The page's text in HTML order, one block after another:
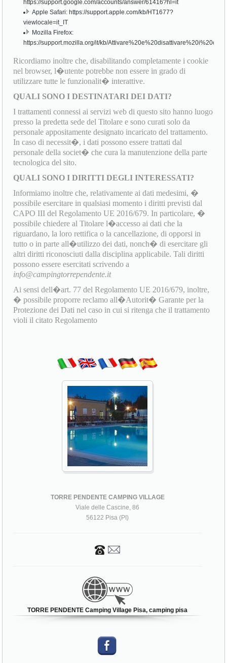
https://support.google.com/accounts/answer/61416?hl=it
Apple Safari: https://support.apple.com/kb/HT1677?
viewlocale=it_IT
Mozilla Firefox:
https://support.mozilla.org/it/kb/
Ricordiamo inoltre che, disabilitando completamente i cookie
nel browser, l�utente potrebbe non essere in grado di
utilizzare tutte le funzionalit� interattive.
QUALI SONO I DESTINATARI DEI DATI?
I trattamenti connessi ai servizi web di questo sito hanno luogo
presso la predetta sede del Titolare e sono curati solo da
personale appositamente designato incaricato del trattamento.
In caso di necessit�, i dati possono essere trattati dal
personale della societ� che cura la manutenzione della parte
tecnologica del sito.
QUALI SONO I DIRITTI DEGLI INTERESSATI?
Informiamo inoltre che, relativamente ai dati medesimi, �
possibile esercitare in qualsiasi momento i diritti previsti dal
CAPO III del Regolamento UE 2016/679. In particolare, �
possibile chiedere al Titolare l�accesso ai dati che la
riguardano, la loro rettifica o la cancellazione, di opporsi in
tutto o in parte all�utilizzo dei dati, nonch� di esercitare gli
altri diritti riconosciuti dalla disciplina applicabile. Tali diritti
possono essere esercitati scrivendo a
info@campingtorrependente.it
Ai sensi dell�art. 77 del Regolamento UE 2016/679, inoltre,
� possibile proporre reclamo all�Autorit� Garante per la
Protezione dei Dati nel caso in cui si ritenga che il trattamento
violi il citato Regolamento
TORRE PENDENTE CAMPING VILLAGE
Viale delle Cascine, 86
56122 Pisa (PI)
TORRE PENDENTE Camping Village Pisa, camping pisa